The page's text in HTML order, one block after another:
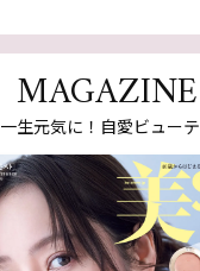
MAGAZINE
一生元気に！自愛ビューテ